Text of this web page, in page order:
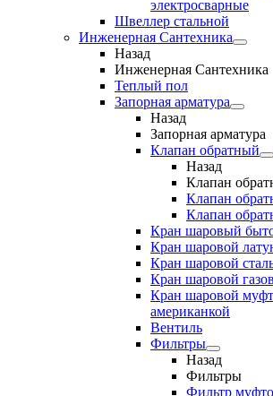
электросварные
Швеллер стальной
Инженерная Сантехника
Назад
Инженерная Сантехника
Теплый пол
Запорная арматура
Назад
Запорная арматура
Клапан обратный
Назад
Клапан
Клапан
Клапан
Кран шаровый
Кран шаровой
Кран шаровой
Кран шаровой
Кран шаровой
американкой
Вентиль
Фильтры
Назад
Фильтры
Фильтр